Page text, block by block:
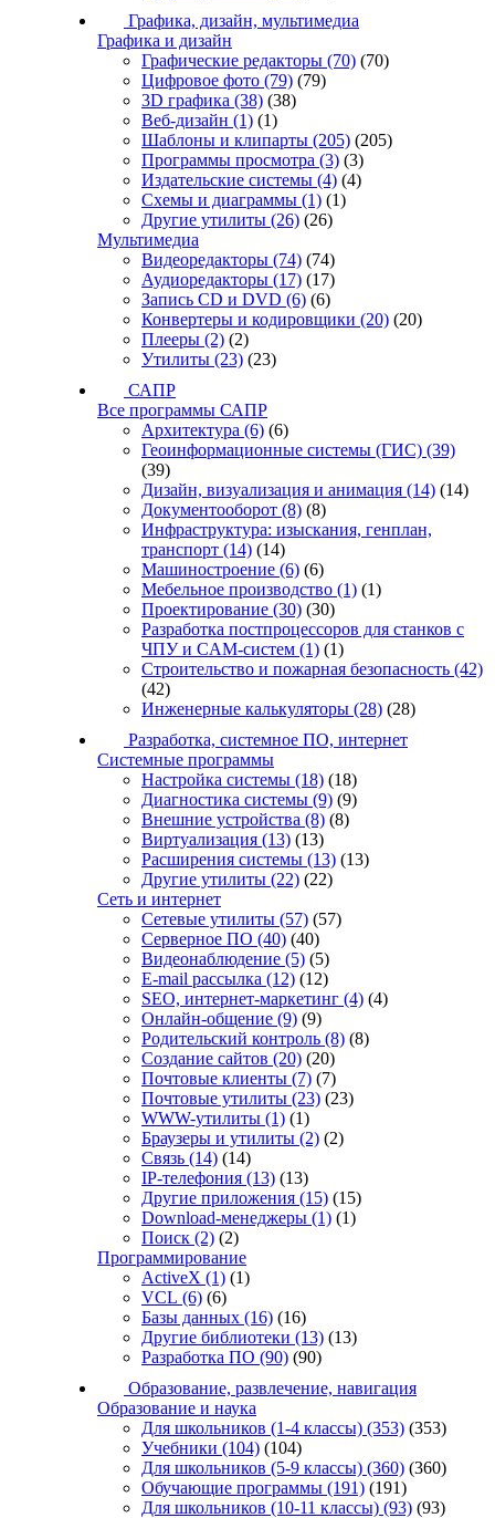
Графика, дизайн, мультимедиа
Графика и дизайн
Графические редакторы (70) (70)
Цифровое фото (79) (79)
3D графика (38) (38)
Веб-дизайн (1) (1)
Шаблоны и клипарты (205) (205)
Программы просмотра (3) (3)
Издательские системы (4) (4)
Схемы и диаграммы (1) (1)
Другие утилиты (26) (26)
Мультимедиа
Видеоредакторы (74) (74)
Аудиоредакторы (17) (17)
Запись CD и DVD (6) (6)
Конвертеры и кодировщики (20) (20)
Плееры (2) (2)
Утилиты (23) (23)
САПР
Все программы САПР
Архитектура (6) (6)
Геоинформационные системы (ГИС) (39)
(39)
Дизайн, визуализация и анимация (14) (14)
Документооборот (8) (8)
Инфраструктура: изыскания, генплан,
транспорт (14) (14)
Машиностроение (6) (6)
Мебельное производство (1) (1)
Проектирование (30) (30)
Разработка постпроцессоров для станков с
ЧПУ и CAM-систем (1) (1)
Строительство и пожарная безопасность (42)
(42)
Инженерные калькуляторы (28) (28)
Разработка, системное ПО, интернет
Системные программы
Настройка системы (18) (18)
Диагностика системы (9) (9)
Внешние устройства (8) (8)
Виртуализация (13) (13)
Расширения системы (13) (13)
Другие утилиты (22) (22)
Сеть и интернет
Сетевые утилиты (57) (57)
Серверное ПО (40) (40)
Видеонаблюдение (5) (5)
E-mail рассылка (12) (12)
SEO, интернет-маркетинг (4) (4)
Онлайн-общение (9) (9)
Родительский контроль (8) (8)
Создание сайтов (20) (20)
Почтовые клиенты (7) (7)
Почтовые утилиты (23) (23)
WWW-утилиты (1) (1)
Браузеры и утилиты (2) (2)
Связь (14) (14)
IP-телефония (13) (13)
Другие приложения (15) (15)
Download-менеджеры (1) (1)
Поиск (2) (2)
Программирование
ActiveX (1) (1)
VCL (6) (6)
Базы данных (16) (16)
Другие библиотеки (13) (13)
Разработка ПО (90) (90)
Образование, развлечение, навигация
Образование и наука
Для школьников (1-4 классы) (353) (353)
Учебники (104) (104)
Для школьников (5-9 классы) (360) (360)
Обучающие программы (191) (191)
Для школьников (10-11 классы) (93) (93)